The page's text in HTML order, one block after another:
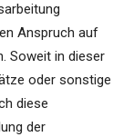
Anspruch auf
Soweit in dieser
oder sonstige
diese
der